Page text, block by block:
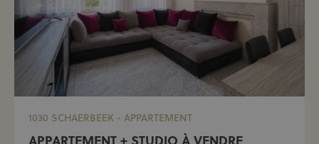
1030 SCHAERBEEK - APPARTEMENT
APPARTEMENT + STUDIO À VENDRE